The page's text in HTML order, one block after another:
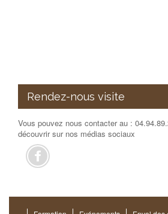
Rendez-nous visite
Vous pouvez nous contacter au :
découvrir sur nos médias sociaux